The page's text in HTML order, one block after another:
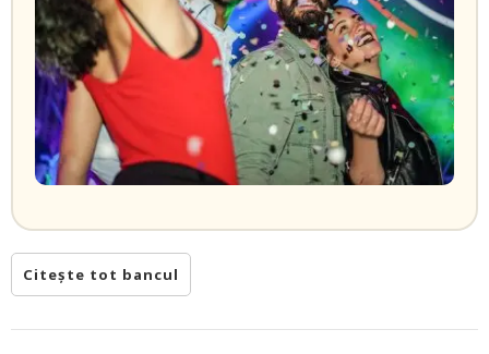
Citește tot bancul